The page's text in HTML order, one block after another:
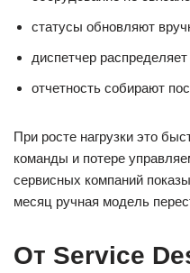
статусы обновляют
диспетчер
отчетность собирают
При росте нагрузки это
команды и потере
сервисных компаний
месяц ручная модель
От Service